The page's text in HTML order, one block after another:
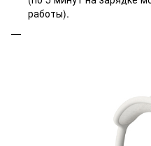
работы).